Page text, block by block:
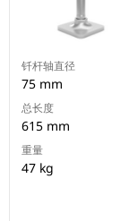
钎杆轴直径
75 mm
总长度
615 mm
重量
47 kg